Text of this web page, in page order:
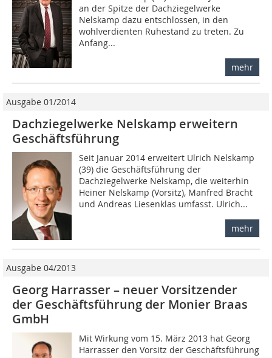
an der Spitze der Dachziegelwerke
Nelskamp dazu entschlossen, in den
wohlverdienten Ruhestand zu treten. Zu
Anfang...
mehr
Ausgabe 01/2014
Dachziegelwerke Nelskamp erweitern
Geschäftsführung
Seit Januar 2014 erweitert Ulrich Nelskamp
(39) die Geschäftsführung der
Dachziegelwerke Nelskamp, die weiterhin
Heiner Nelskamp (Vorsitz), Manfred Bracht
und Andreas Liesenklas umfasst. Ulrich...
mehr
Ausgabe 04/2013
Georg Harrasser – neuer Vorsitzender
der Geschäftsführung der Monier Braas
GmbH
Mit Wirkung vom 15. März 2013 hat Georg
Harrasser den Vorsitz der Geschäftsführung